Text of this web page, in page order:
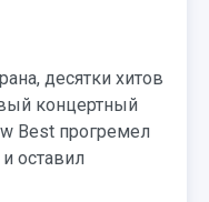
десятки хитов
концертный
Best прогремел
оставил